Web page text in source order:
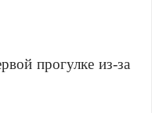
прогулке из-за